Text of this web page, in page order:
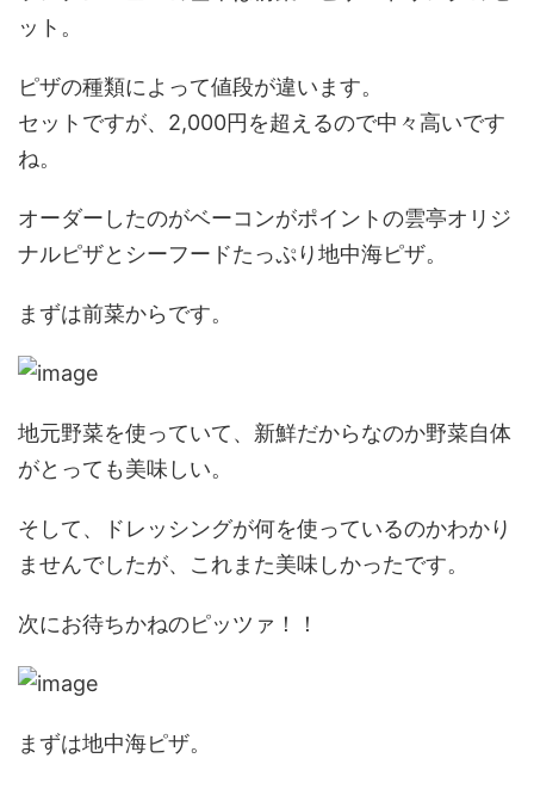
ット。
ピザの種類によって値段が違います。
セットですが、2,000円を超えるので中々高いです
ね。
オーダーしたのがベーコンがポイントの雲亭オリジ
ナルピザとシーフードたっぷり地中海ピザ。
まずは前菜からです。
地元野菜を使っていて、新鮮だからなのか野菜自体
がとっても美味しい。
そして、ドレッシングが何を使っているのかわかり
ませんでしたが、これまた美味しかったです。
次にお待ちかねのピッツァ！！
まずは地中海ピザ。